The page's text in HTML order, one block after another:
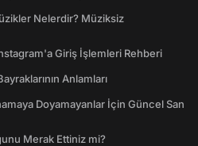
Nelerdir? Müziksiz
Giriş İşlemleri Rehberi
Anlamları
Doyamayanlar İçin Güncel San
Merak Ettiniz mi?